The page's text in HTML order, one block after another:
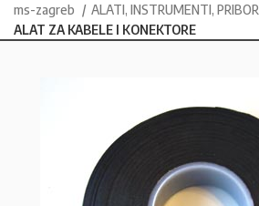
ms-zagreb
ALATI, INSTRUMENTI, PRIBOR
ALAT ZA KABELE I KONEKTORE